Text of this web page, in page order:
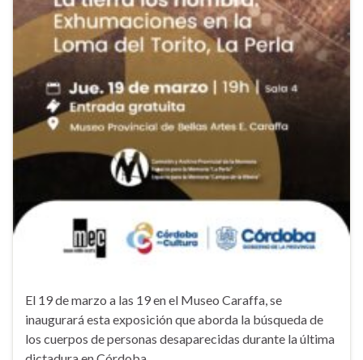
El 19 de marzo a las 19 en el Museo Caraffa, se
inaugurará esta exposición que aborda la búsqueda de
los cuerpos de personas desaparecidas durante la última